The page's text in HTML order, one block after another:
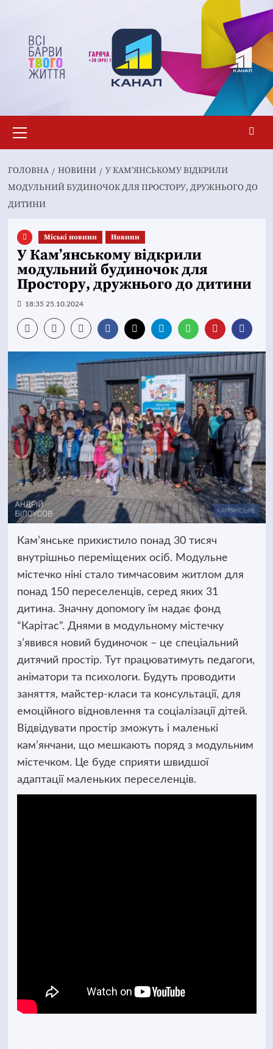
вмісту
меню
ГОЛОВНА НОВИНИ
У КАМ’ЯНСЬКОМУ ВІДКРИЛИ
МОДУЛЬНИЙ БУДИНОЧОК ДЛЯ ПРОСТОРУ, ДРУЖНЬОГО ДО
ДИТИНИ
Mіські новини Новини
У Кам’янському відкрили
модульний будиночок для
Простору, дружнього до дитини
18:35 25.10.2024
Кам’янське прихистило понад 30 тисяч
внутрішньо переміщених осіб. Модульне
містечко ніні стало тимчасовим житлом для
понад 150 переселенців, серед яких 31
дитина. Значну допомогу їм надає фонд
“Карітас”. Днями в модульному містечку
з’явився новий будиночок – це спеціальний
дитячий простір. Тут працюватимуть педагоги,
аніматори та психологи. Будуть проводити
заняття, майстер-класи та консультації, для
емоційного відновлення та соціалізації дітей.
Відвідувати простір зможуть і маленькі
кам’янчани, що мешкають поряд з модульним
містечком. Це буде сприяти швидшої
адаптації маленьких переселенців.